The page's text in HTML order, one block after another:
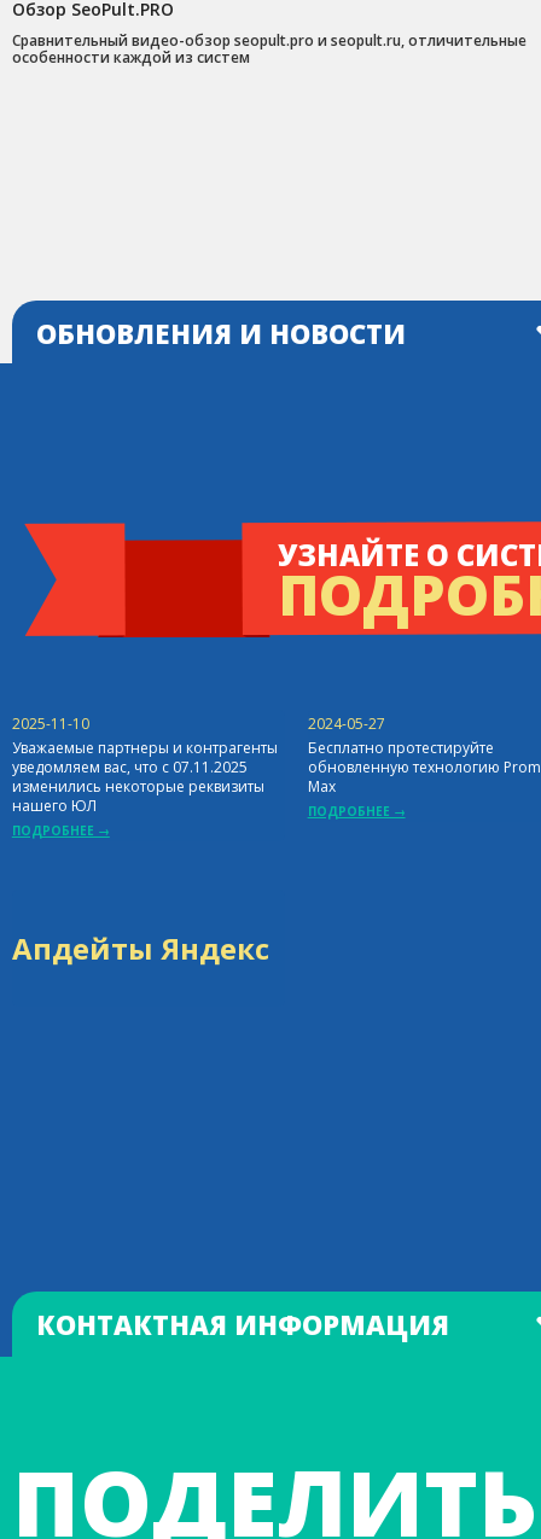
Обзор SeoPult.PRO
Сравнительный видео-обзор seopult.pro и seopult.ru, отличительные
особенности каждой из систем
ОБНОВЛЕНИЯ И НОВОСТИ
УЗНАЙТЕ О
2025-11-10
Уважаемые партнеры и контрагенты
уведомляем вас, что с 07.11.2025
изменились некоторые реквизиты
нашего ЮЛ
ПОДРОБНЕЕ →
2024-05-27
Бесплатно протестируйте
обновленную технологию
Max
ПОДРОБНЕЕ →
Апдейты Яндекс
КОНТАКТНАЯ ИНФОРМАЦИЯ